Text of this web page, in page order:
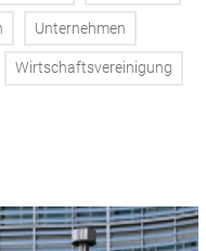
Unternehmen
Wirtschaftsvereinigung